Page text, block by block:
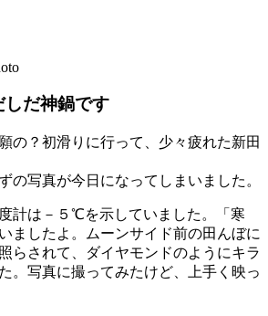
だ神鍋です
の？初滑りに行って、少々疲れた新田
の写真が今日になってしまいました。
計は－５℃を示していました。「寒
ましたよ。ムーンサイド前の田んぼに
らされて、ダイヤモンドのようにキラ
。写真に撮ってみたけど、上手く映っ